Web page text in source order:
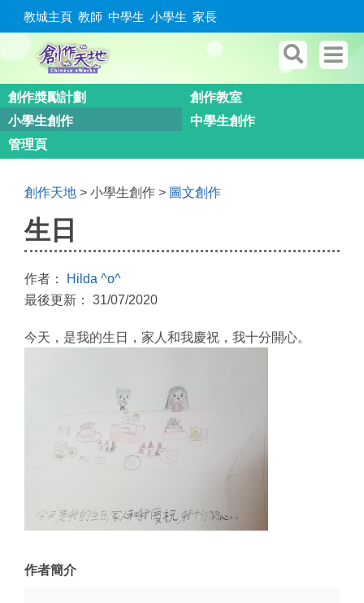
教城主頁 教師 中學生 小學生 家長
創作奬勵計劃
創作教室
小學生創作
中學生創作
管理頁
創作天地 > 小學生創作 > 圖文創作
生日
作者：
Hilda ^o^
最後更新： 31/07/2020
今天，是我的生日，家人和我慶祝，我十分開心。
作者簡介